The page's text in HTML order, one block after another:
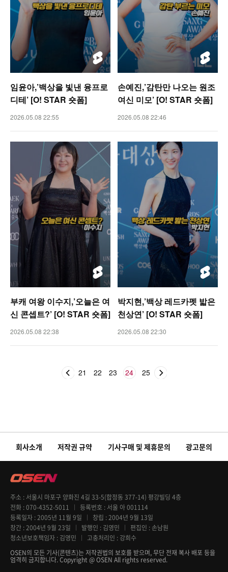
임윤아,’백상을 빛낸 융프로
디테’ [O! STAR 숏폼]
2026.05.08 22:55
손예진,’감탄만 나오는 원조
여신 미모’ [O! STAR 숏폼]
2026.05.08 22:46
부캐 여왕 이수지,’오늘은 여
신 콘셉트?’ [O! STAR 숏폼]
2026.05.08 22:38
박지현,’백상 레드카펫 밟은
천상연’ [O! STAR 숏폼]
2026.05.08 22:30
21 22 23 24 25
회사소개 저작권 규약 기사구매 및 제휴문의 광고문의
주소
서울시 마포구 양화진 4길 33-5(합정동 377-14) 평강빌딩 4층
전화 070-4352-5011 등록번호
서울 아 001114
등록일자 2005년 11월 9일 창립 2004년 9월 13일
창간 2004년 9월 23일 발행인 김영민 편집인
손남원
청소년보호책임자 김영민 고충처리인
강희수
OSEN의 모든 기사(콘텐츠)는 저작권법의 보호를 받으며, 무단 전재 복사 배포 등을
엄격히 금지합니다. Copyright @ OSEN All rights reserved.